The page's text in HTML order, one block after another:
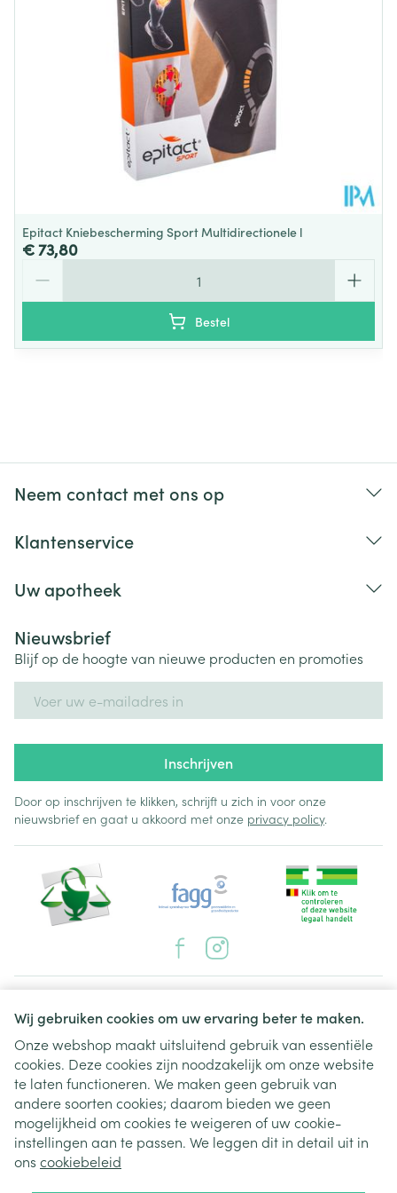
Wij gebruiken cookies om uw ervaring beter te maken.
Onze webshop maakt uitsluitend gebruik van essentiële
cookies. Deze cookies zijn noodzakelijk om onze website
te laten functioneren. We maken geen gebruik van
andere soorten cookies; daarom bieden we geen
mogelijkheid om cookies te weigeren of uw cookie-
instellingen aan te passen. We leggen dit in detail uit in
ons cookiebeleid
Epitact Kniebescherming Sport Multidirectionele l
€ 73,80
Bestel
Neem contact met ons op
Klantenservice
Uw apotheek
Nieuwsbrief
Blijf op de hoogte van nieuwe producten en promoties
Inschrijven
Door op inschrijven te klikken, schrijft u zich in voor onze
nieuwsbrief en gaat u akkoord met onze privacy policy.
Juridische links